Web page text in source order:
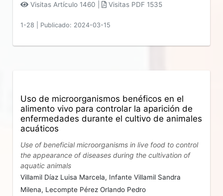
Visitas Artículo 1460 | Visitas PDF 1535
1-28 Publicado: 2024-03-15
Uso de microorganismos benéficos en el
alimento vivo para controlar la aparición de
enfermedades durante el cultivo de animales
acuáticos
Use of beneficial microorganisms in live food to control
the appearance of diseases during the cultivation of
aquatic animals
Villamil Díaz Luisa Marcela, Infante Villamil Sandra
Milena, Lecompte Pérez Orlando Pedro